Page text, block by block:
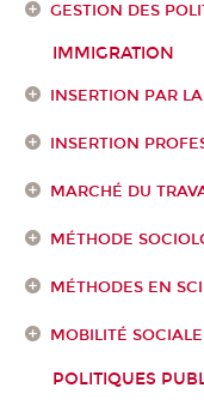
GESTION DES
IMMIGRATION
INSERTION PAR
INSERTION
MARCHÉ DU
MÉTHODE
MÉTHODES EN
MOBILITÉ SOCIALE
POLITIQUES